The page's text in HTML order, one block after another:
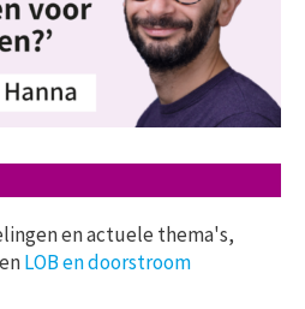
en actuele thema's,
enLOB en doorstroom